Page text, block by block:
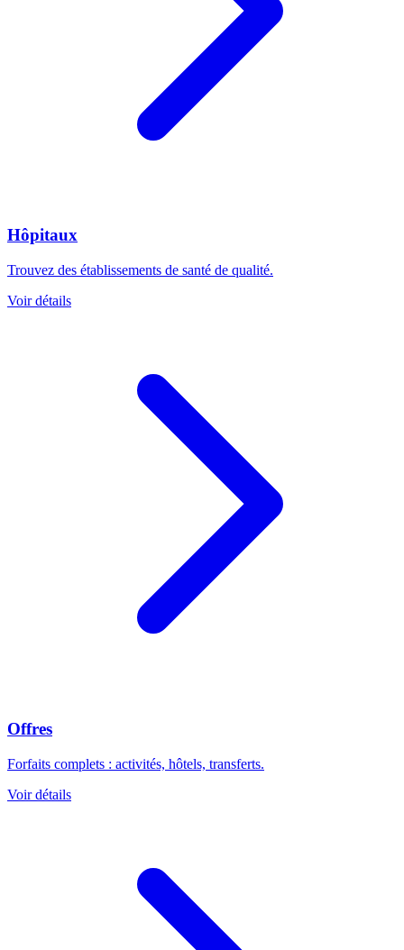
Hôpitaux
Trouvez des établissements de santé de qualité.
Voir détails
Offres
Forfaits complets : activités, hôtels, transferts.
Voir détails